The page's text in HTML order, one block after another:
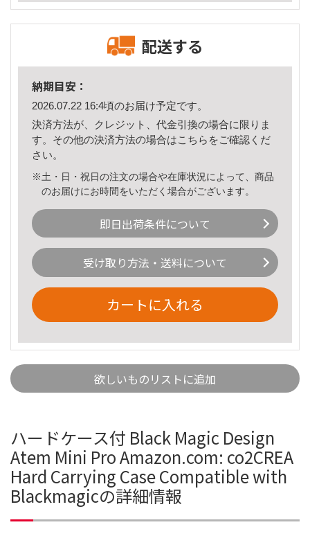
配送する
納期目安：
2026.07.22 16:4頃のお届け予定です。
決済方法が、クレジット、代金引換の場合に限りま
す。その他の決済方法の場合はこちら をご確認くだ
さい。
※土・日・祝日の注文の場合や在庫状況によって、商品
のお届けにお時間をいただく場合がございます。
即日出荷条件について
受け取り方法・送料について
カートに入れる
欲しいものリストに追加
ハードケース付 Black Magic Design
Atem Mini Pro Amazon.com: co2CREA
Hard Carrying Case Compatible with
Blackmagicの詳細情報